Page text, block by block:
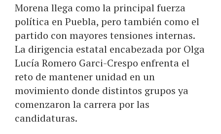
Morena llega como la principal fuerza
política en Puebla, pero también como el
partido con mayores tensiones internas.
La dirigencia estatal encabezada por Olga
Lucía Romero Garci-Crespo enfrenta el
reto de mantener unidad en un
movimiento donde distintos grupos ya
comenzaron la carrera por las
candidaturas.